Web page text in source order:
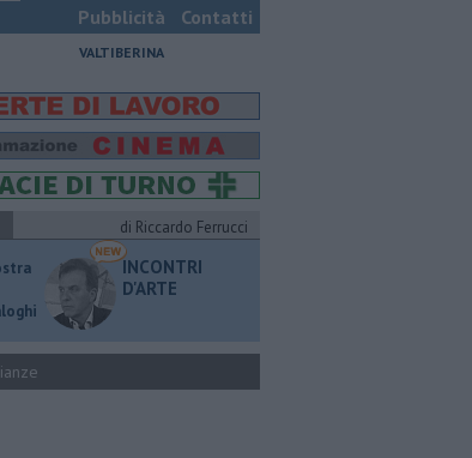
Pubblicità
Contatti
VALTIBERINA
di Riccardo Ferrucci
INCONTRI
D'ARTE